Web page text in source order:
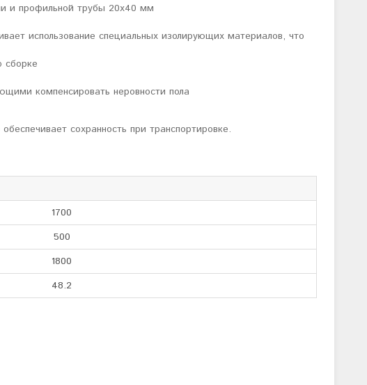
и профильной трубы 20х40 мм
использование специальных изолирующих материалов, что
сборке
компенсировать неровности пола
сохранность при транспортировке.
1700
500
1800
48.2